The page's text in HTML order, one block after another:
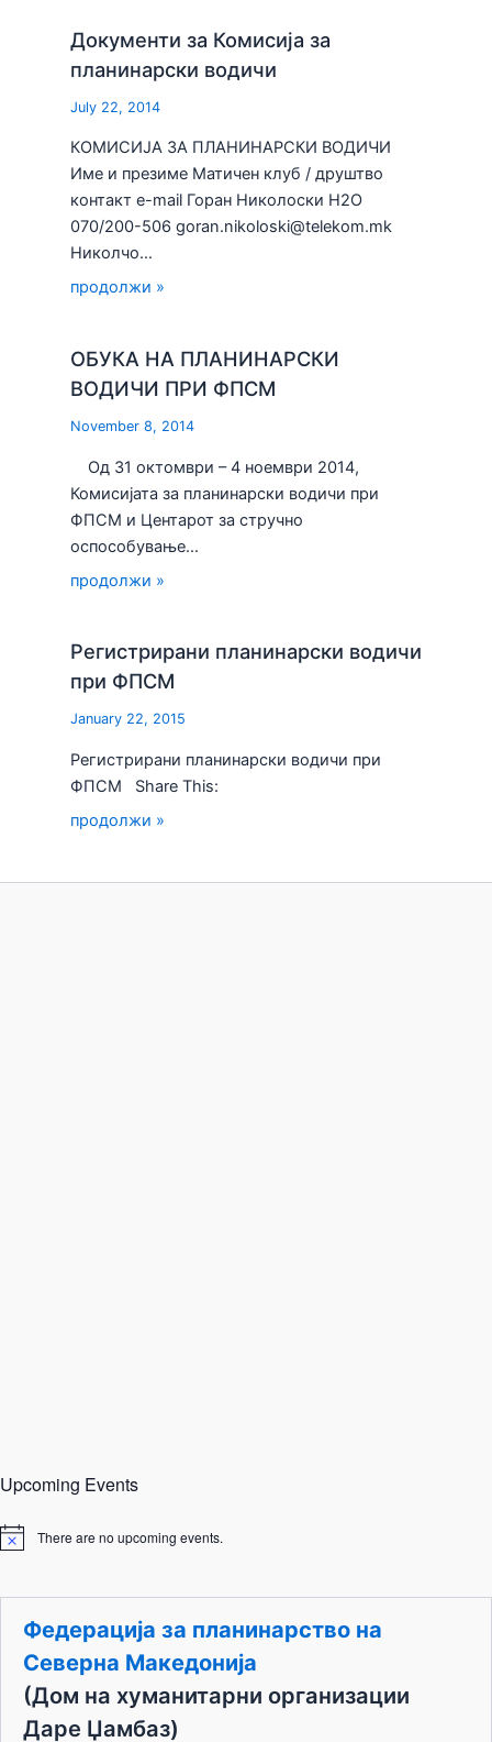
Документи за Комисија за
планинарски водичи
July 22, 2014
КОМИСИЈА ЗА ПЛАНИНАРСКИ ВОДИЧИ
Име и презиме Матичен клуб / друштво
контакт e-mail Горан Николоски H2О
070/200-506 goran.nikoloski@telekom.mk
Николчо…
продолжи »
ОБУКА НА ПЛАНИНАРСКИ
ВОДИЧИ ПРИ ФПСМ
November 8, 2014
Од 31 октомври – 4 ноември 2014,
Комисијата за планинарски водичи при
ФПСМ и Центарот за стручно
оспособување…
продолжи »
Регистрирани планинарски водичи
при ФПСМ
January 22, 2015
Регистрирани планинарски водичи при
ФПСМ Share This:
продолжи »
Upcoming Events
N
i
There are no upcoming events.
Федерација за планинарство на
Северна Македонија
(Дом на хуманитарни организации
Даре Џамбаз)